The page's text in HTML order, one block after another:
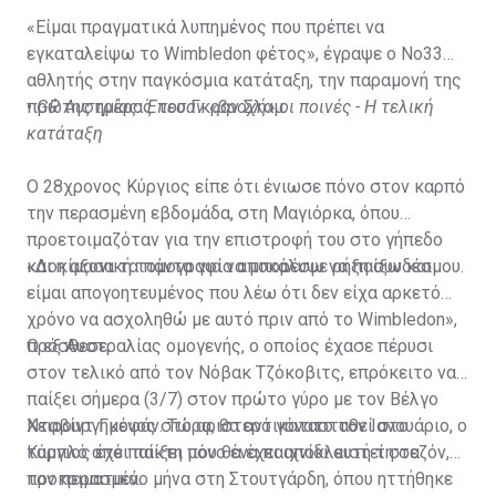
«Είμαι πραγματικά λυπημένος που πρέπει να
εγκαταλείψω το Wimbledon φέτος», έγραψε ο Νο33
αθλητής στην παγκόσμια κατάταξη, την παραμονή της
πρώτης ημέρας του Γκραν Σλαμ.
•GP Αυστρίας: Έπεσαν «βροχή» οι ποινές - Η τελική
κατάταξη
Ο 28χρονος Κύργιος είπε ότι ένιωσε πόνο στον καρπό
την περασμένη εβδομάδα, στη Μαγιόρκα, όπου
προετοιμαζόταν για την επιστροφή του στο γήπεδο
και η αξονική τομογραφία αποκάλυψε ρήξη συνδέσμου.
«Δοκίμασα τα πάντα για να μπορέσω να παίξω και
είμαι απογοητευμένος που λέω ότι δεν είχα αρκετό
χρόνο να ασχοληθώ με αυτό πριν από το Wimbledon»,
πρόσθεσε.
Ο εξ Αυστραλίας ομογενής, ο οποίος έχασε πέρυσι
στον τελικό από τον Νόβακ Τζόκοβιτς, επρόκειτο να
παίξει σήμερα (3/7) στον πρώτο γύρο με τον Βέλγο
Νταβίντ Γκοφάν. Τώρα, θα αντικατασταθεί στο
ταμπλό από παίκτη που θα έχει αποκλειστεί στα
προκριματικά.
Χειρουργημένος στο αριστερό γόνατο τον Ιανουάριο, ο
Κύργιος έχει παίξει μόνο ένα παιχνίδι αυτή τη σεζόν,
τον περασμένο μήνα στη Στουτγάρδη, όπου ηττήθηκε